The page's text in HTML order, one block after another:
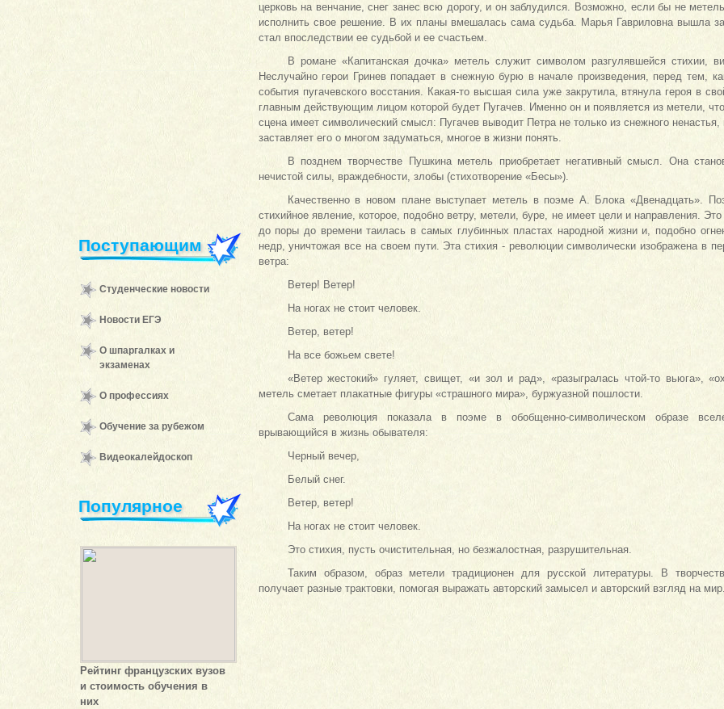
Поступающим
Студенческие новости
Новости ЕГЭ
О шпаргалках и
экзаменах
О профессиях
Обучение за рубежом
Видеокалейдоскоп
Популярное
Рейтинг французских вузов
и стоимость обучения в
них
церковь на венчание, снег занес всю дорогу, и он заблудился. Возможно, если бы не
исполнить свое решение. В их планы вмешалась сама судьба. Марья Гавриловна вышла
стал впоследствии ее судьбой и ее счастьем.
В романе «Капитанская дочка» метель служит символом разгулявшейся стихии,
Неслучайно герои Гринев попадает в снежную бурю в начале произведения, перед тем,
события пугачевского восстания. Какая-то высшая сила уже закрутила, втянула героя в
главным действующим лицом которой будет Пугачев. Именно он и появляется из метели,
сцена имеет символический смысл: Пугачев выводит Петра не только из снежного
заставляет его о многом задуматься, многое в жизни понять.
В позднем творчестве Пушкина метель приобретает негативный смысл. Она
нечистой силы, враждебности, злобы (стихотворение «Бесы»).
Качественно в новом плане выступает метель в поэме А. Блока «Двенадцать».
стихийное явление, которое, подобно ветру, метели, буре, не имеет цели и направления.
до поры до времени таилась в самых глубинных пластах народной жизни и, подобно
недр, уничтожая все на своем пути. Эта стихия - революции символически изображена в
ветра:
Ветер! Ветер!
На ногах не стоит человек.
Ветер, ветер!
На все божьем свете!
«Ветер жестокий» гуляет, свищет, «и зол и рад», «разыгралась чтой-то вьюга»,
метель сметает плакатные фигуры «страшного мира», буржуазной пошлости.
Сама революция показала в поэме в обобщенно-символическом образе
врывающийся в жизнь обывателя:
Черный вечер,
Белый снег.
Ветер, ветер!
На ногах не стоит человек.
Это стихия, пусть очистительная, но безжалостная, разрушительная.
Таким образом, образ метели традиционен для русской литературы. В
получает разные трактовки, помогая выражать авторский замысел и авторский взгляд на